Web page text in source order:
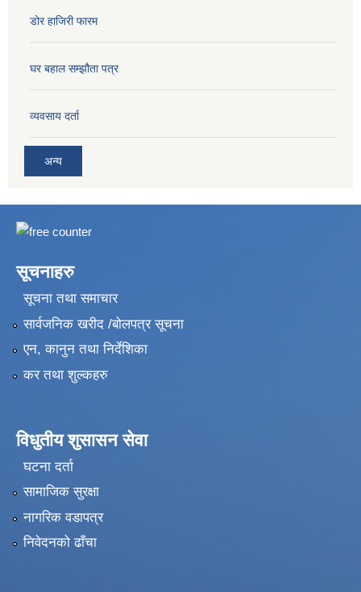
डोर हाजिरी फारम
घर बहाल सम्झौता पत्र
व्यवसाय दर्ता
अन्य
सूचनाहरु
सूचना तथा समाचार
सार्वजनिक खरीद /बोलपत्र सूचना
एन, कानुन तथा निर्देशिका
कर तथा शुल्कहरु
विधुतीय शुसासन सेवा
घटना दर्ता
सामाजिक सुरक्षा
नागरिक वडापत्र
निवेदनको ढाँचा